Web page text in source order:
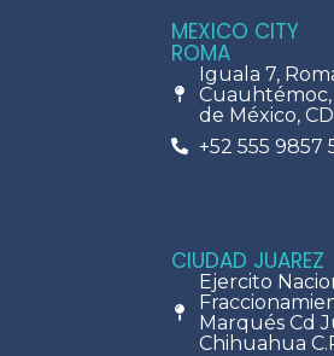
MEXICO CITY
ROMA
Iguala 7,
Cuauhtémoc,
de México,
+52 555 9857
CIUDAD JUAREZ
Ejercito
Marqués Cd
Chihuahua